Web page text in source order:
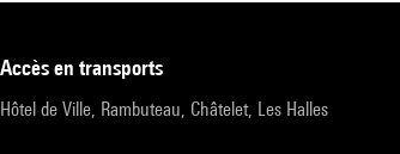
accès en transports
Hôtel de Ville, Rambuteau, Châtelet, Les Halles